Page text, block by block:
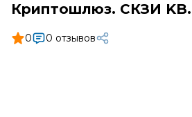
Криптошлюз. СКЗИ KB.
0 0 отзывов